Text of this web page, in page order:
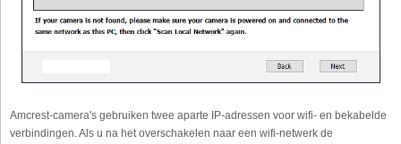
Amcrest-camera's gebruiken twee aparte IP-adressen voor wifi- en bekabelde
verbindingen. Als u na het overschakelen naar een wifi-netwerk de